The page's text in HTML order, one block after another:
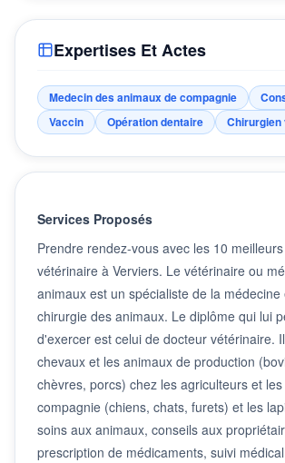
Expertises Et Actes
Medecin des animaux de compagnie
Vaccin
Opération dentaire
Services Proposés
Prendre rendez-vous avec les 10
vétérinaire à Verviers. Le vétérinaire ou
animaux est un spécialiste de la médecine
chirurgie des animaux. Le diplôme qui lui
d'exercer est celui de docteur vétérinaire.
chevaux et les animaux de production
chèvres, porcs) chez les agriculteurs et
compagnie (chiens, chats, furets) et les
soins aux animaux, conseils aux
prescription de médicaments, suivi